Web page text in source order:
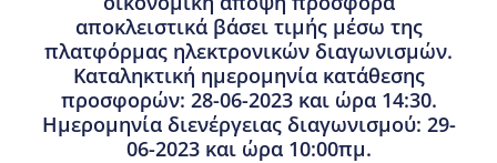
αποκλειστικά βάσει τιμής μέσω της
πλατφόρμας ηλεκτρονικών διαγωνισμών.
Καταληκτική ημερομηνία κατάθεσης
προσφορών: 28-06-2023 και ώρα 14:30.
Ημερομηνία διενέργειας διαγωνισμού: 29-
06-2023 και ώρα 10:00πμ.